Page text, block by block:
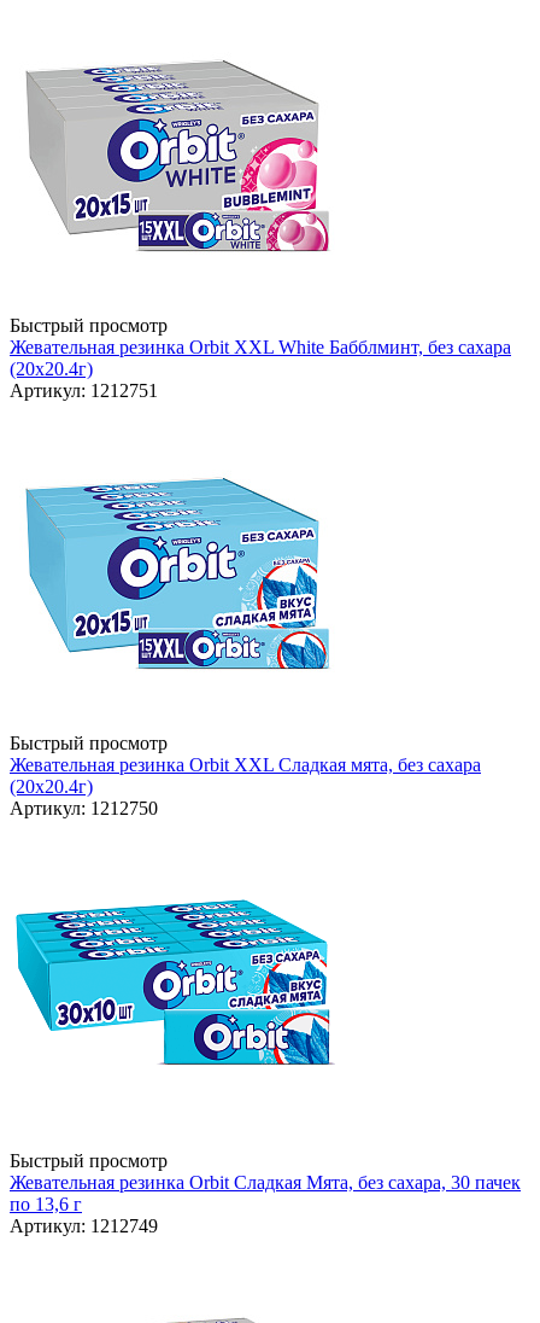
Быстрый просмотр
Жевательная резинка Orbit XXL White Бабблминт, без сахара
(20х20.4г)
Артикул: 1212751
Быстрый просмотр
Жевательная резинка Orbit XXL Сладкая мята, без сахара
(20х20.4г)
Артикул: 1212750
Быстрый просмотр
Жевательная резинка Orbit Сладкая Мята, без сахара, 30 пачек
по 13,6 г
Артикул: 1212749